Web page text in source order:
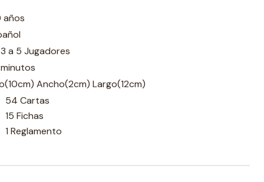
años
a 5 Jugadores
Ancho(2cm) Largo(12cm)
54 Cartas
15 Fichas
1 Reglamento